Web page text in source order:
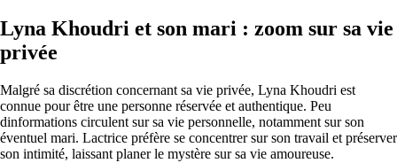
Lyna Khoudri et son mari : zoom sur sa vie
privée
Malgré sa discrétion concernant sa vie privée, Lyna Khoudri est
connue pour être une personne réservée et authentique. Peu
dinformations circulent sur sa vie personnelle, notamment sur son
éventuel mari. Lactrice préfère se concentrer sur son travail et préserver
son intimité, laissant planer le mystère sur sa vie amoureuse.